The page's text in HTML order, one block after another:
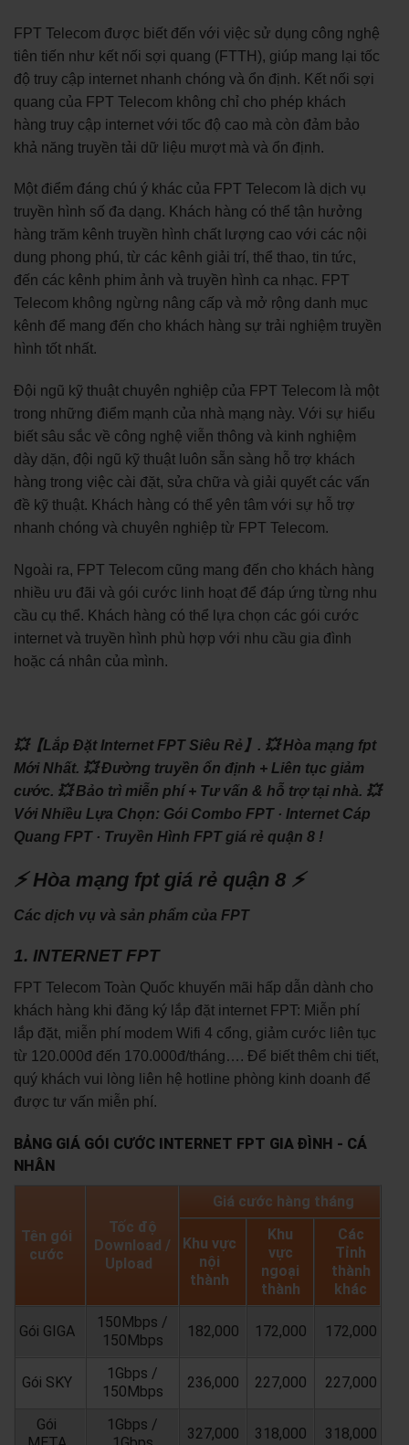
FPT Telecom được biết đến với việc sử dụng công nghệ
tiên tiến như kết nối sợi quang (FTTH), giúp mang lại tốc
độ truy cập internet nhanh chóng và ổn định. Kết nối sợi
quang của FPT Telecom không chỉ cho phép khách
hàng truy cập internet với tốc độ cao mà còn đảm bảo
khả năng truyền tải dữ liệu mượt mà và ổn định.
Một điểm đáng chú ý khác của FPT Telecom là dịch vụ
truyền hình số đa dạng. Khách hàng có thể tận hưởng
hàng trăm kênh truyền hình chất lượng cao với các nội
dung phong phú, từ các kênh giải trí, thể thao, tin tức,
đến các kênh phim ảnh và truyền hình ca nhạc. FPT
Telecom không ngừng nâng cấp và mở rộng danh mục
kênh để mang đến cho khách hàng sự trải nghiệm truyền
hình tốt nhất.
Đội ngũ kỹ thuật chuyên nghiệp của FPT Telecom là một
trong những điểm mạnh của nhà mạng này. Với sự hiểu
biết sâu sắc về công nghệ viễn thông và kinh nghiệm
dày dặn, đội ngũ kỹ thuật luôn sẵn sàng hỗ trợ khách
hàng trong việc cài đặt, sửa chữa và giải quyết các vấn
đề kỹ thuật. Khách hàng có thể yên tâm với sự hỗ trợ
nhanh chóng và chuyên nghiệp từ FPT Telecom.
Ngoài ra, FPT Telecom cũng mang đến cho khách hàng
nhiều ưu đãi và gói cước linh hoạt để đáp ứng từng nhu
cầu cụ thể. Khách hàng có thể lựa chọn các gói cước
internet và truyền hình phù hợp với nhu cầu gia đình
hoặc cá nhân của mình.
💥【Lắp Đặt Internet FPT Siêu Rẻ】. 💥 Hòa mạng fpt
Mới Nhất. 💥 Đường truyền ổn định + Liên tục giảm
cước. 💥 Bảo trì miễn phí + Tư vấn & hỗ trợ tại nhà. 💥
Với Nhiều Lựa Chọn: ‎Gói Combo FPT · ‎Internet Cáp
Quang FPT · ‎Truyền Hình FPT giá rẻ quận 8 !
⚡ Hòa mạng fpt giá rẻ quận 8 ⚡
Các dịch vụ và sản phẩm của FPT
1. INTERNET FPT
FPT Telecom Toàn Quốc khuyến mãi hấp dẫn dành cho
khách hàng khi đăng ký lắp đặt internet FPT: Miễn phí
lắp đặt, miễn phí modem Wifi 4 cổng, giảm cước liên tục
từ 120.000đ đến 170.000đ/tháng…. Để biết thêm chi tiết,
quý khách vui lòng liên hệ hotline phòng kinh doanh để
được tư vấn miễn phí.
BẢNG GIÁ GÓI CƯỚC INTERNET FPT GIA ĐÌNH - CÁ
NHÂN
Tên gói
cước
Tốc độ
Download /
Upload
Giá cước hàng tháng
Khu vực
nội
thành
Khu
vực
ngoại
thành
Các
Tỉnh
thành
khác
Gói GIGA
150Mbps /
150Mbps
182,000 172,000 172,000
Gói SKY
1Gbps /
150Mbps
236,000 227,000 227,000
Gói
1Gbps /
327,000 318,000 318,000